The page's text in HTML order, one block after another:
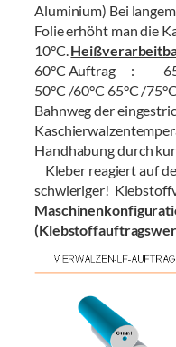
Aluminium) Bei
Folie erhöht man die
10°C.
60°C Auftrag :
50°C /60°C 65°C /
Bahnweg der
Handhabung durch
Kleber reagiert auf
schwieriger!